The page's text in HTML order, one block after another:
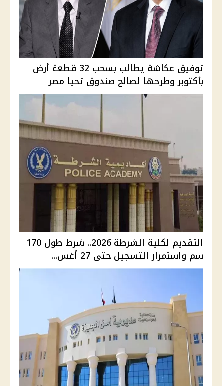
توفيق عكاشة يطالب بسحب 32 قطعة أرض
بأكتوبر وطرحها لصالح صندوق تحيا مصر
التقديم لكلية الشرطة 2026.. شرط طول 170
سم واستمرار التسجيل حتى 27 أغس...